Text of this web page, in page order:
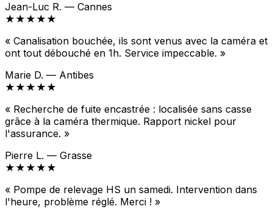
Jean-Luc R. — Cannes
★★★★★
« Canalisation bouchée, ils sont venus avec la caméra et
ont tout débouché en 1h. Service impeccable. »
Marie D. — Antibes
★★★★★
« Recherche de fuite encastrée : localisée sans casse
grâce à la caméra thermique. Rapport nickel pour
l'assurance. »
Pierre L. — Grasse
★★★★★
« Pompe de relevage HS un samedi. Intervention dans
l'heure, problème réglé. Merci ! »